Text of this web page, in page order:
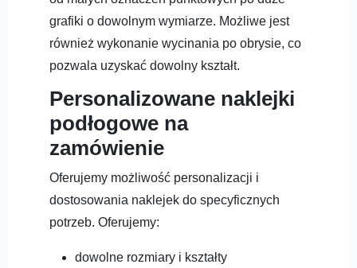
grafiki o dowolnym wymiarze. Możliwe jest
również wykonanie wycinania po obrysie, co
pozwala uzyskać dowolny kształt.
Personalizowane naklejki
podłogowe na
zamówienie
Oferujemy możliwość personalizacji i
dostosowania naklejek do specyficznych
potrzeb. Oferujemy:
dowolne rozmiary i kształty